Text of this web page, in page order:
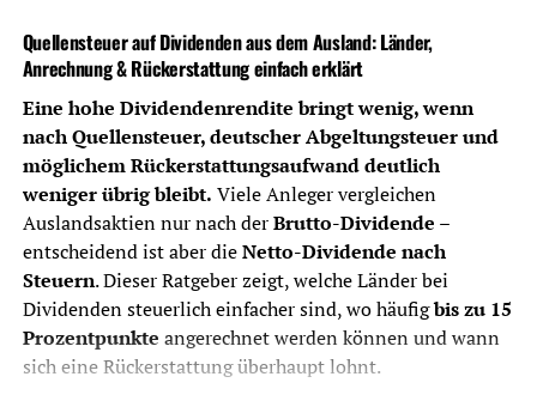
Depotführung,
Handelsplatzgebühren,
Sparplankosten und
Währungsumrechnung zählen.
Dividendenabrechnung
Ein gutes Dividenden-Depot sollte
Ausschüttungen, Steuern und Erträge
übersichtlich dokumentieren.
Quellensteuer
Bei Auslandsdividenden ist wichtig, ob
der Broker Quellensteuer sauber
ausweist, anrechenbare Beträge
berücksichtigt und nötige Unterlagen
bereitstellt.
Quellensteuer auf Dividenden aus dem Ausland: Länder,
Anrechnung & Rückerstattung einfach erklärt
Eine hohe Dividendenrendite bringt wenig, wenn
nach Quellensteuer, deutscher Abgeltungsteuer und
möglichem Rückerstattungsaufwand deutlich
weniger übrig bleibt. Viele Anleger vergleichen
Auslandsaktien nur nach derBrutto-Dividende –
entscheidend ist aber dieNetto-Dividende nach
Steuern. Dieser Ratgeber zeigt, welche Länder bei
Dividenden steuerlich einfacher sind, wo häufigbis zu 15
Prozentpunkte angerechnet werden können und wann
sich eine Rückerstattung überhaupt lohnt.